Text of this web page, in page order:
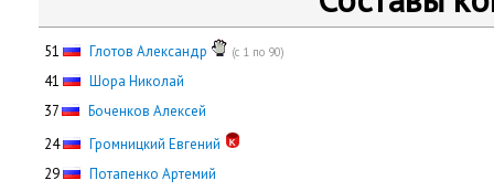
51 Глотов Александр (с 1 по 90)
41
Шора Николай
37
Боченков Алексей
24
Громницкий Евгений
29
Потапенко Артемий